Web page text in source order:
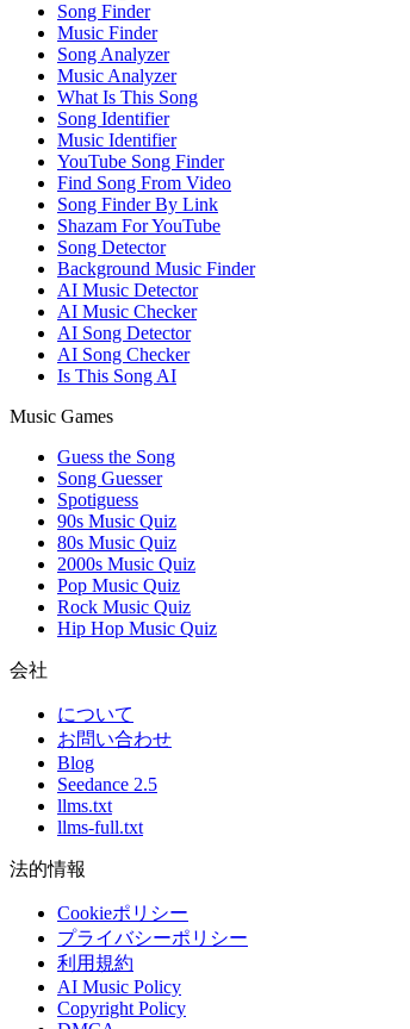
Song Finder
Music Finder
Song Analyzer
Music Analyzer
What Is This Song
Song Identifier
Music Identifier
YouTube Song Finder
Find Song From Video
Song Finder By Link
Shazam For YouTube
Song Detector
Background Music Finder
AI Music Detector
AI Music Checker
AI Song Detector
AI Song Checker
Is This Song AI
Music Games
Guess the Song
Song Guesser
Spotiguess
90s Music Quiz
80s Music Quiz
2000s Music Quiz
Pop Music Quiz
Rock Music Quiz
Hip Hop Music Quiz
会社
について
お問い合わせ
Blog
Seedance 2.5
llms.txt
llms-full.txt
法的情報
Cookieポリシー
プライバシーポリシー
利用規約
AI Music Policy
Copyright Policy